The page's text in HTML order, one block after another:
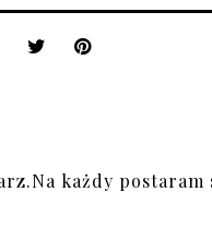
każdy postaram